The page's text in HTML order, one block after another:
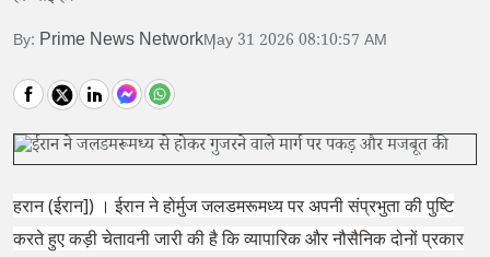
By: Prime News NetworkMay 31 2026 08:10:57 AM
हरान (ईरान]) । ईरान ने होर्मुज जलडमरूमध्य पर अपनी संप्रभुता की पुष्टि
करते हुए कड़ी चेतावनी जारी की है कि व्यापारिक और नौसैनिक दोनों प्रकार